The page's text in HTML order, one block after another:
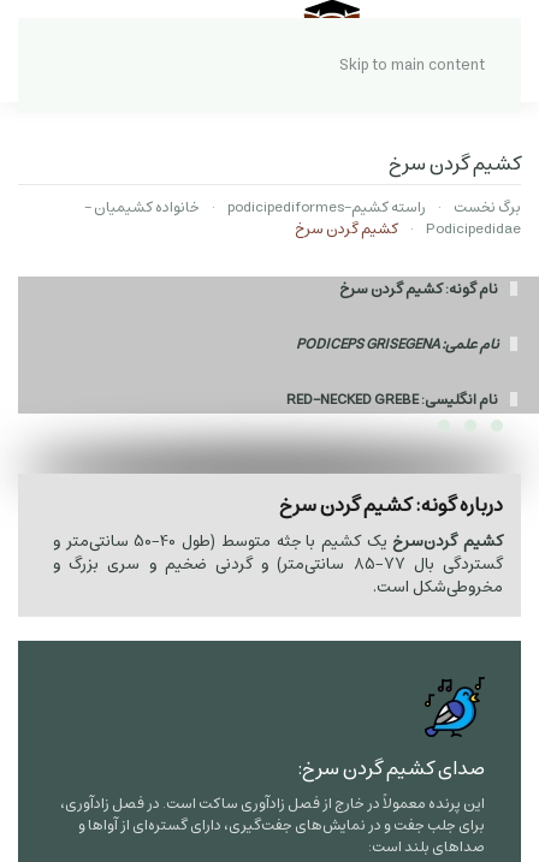
Skip to main content
کشیم گردن سرخ
برگ نخست راسته کشیم-podicipediformes
خانواده کشیمیان -
Podicipedidae
کشیم گردن سرخ
نام گونه: کشیم گردن سرخ
نام علمی: PODICEPS GRISEGENA
نام انگلیسی: RED-NECKED GREBE
درباره گونه: کشیم گردن سرخ
کشیم گردن‌سرخیک کشیم با جثه متوسط (طول 40
−
50سانتی‌متر و
گستردگی بال 77
−
85 سانتی‌متر) و گردنی ضخیم و سری بزرگ و
مخروطی‌شکل است.
صدای کشیم گردن سرخ:
این پرنده معمولاً در خارج از فصل زادآوری ساکت است. در فصل زادآوری،
برای جلب جفت و در نمایش‌های جفت‌گیری، دارای گستره‌ای از آواها و
صداهای بلند است: